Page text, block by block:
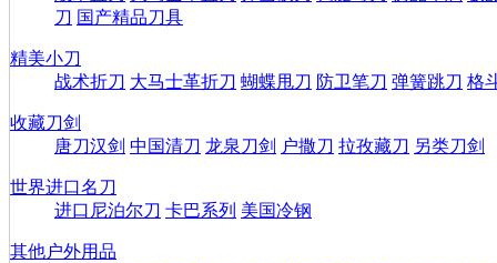
刀 国产精品刀具
精美小刀
战术折刀 大马士革折刀 蝴蝶甩刀 防卫笔刀 弹簧跳刀 格
收藏刀剑
唐刀汉剑 中国清刀 龙泉刀剑 户撒刀 拉孜藏刀 另类刀剑
世界进口名刀
进口尼泊尔刀 卡巴系列 美国冷钢
其他户外用品